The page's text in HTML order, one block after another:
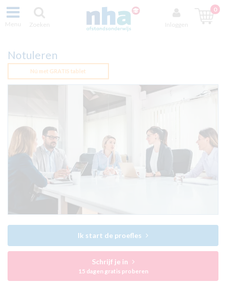
Menu Zoeken Inloggen
0
Notuleren
Nú met GRATIS tablet
Ik start de proefles
Schrijf je in
15 dagen gratis proberen